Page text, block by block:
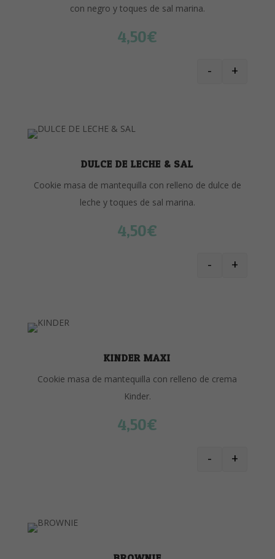
con negro y toques de sal marina.
4,50€
- +
DULCE DE LECHE & SAL
Cookie masa de mantequilla con relleno de dulce de
leche y toques de sal marina.
4,50€
DULCE DE
- +
KINDER MAXI
Cookie masa de mantequilla con relleno de crema
Kinder.
4,50€
KINDER
- +